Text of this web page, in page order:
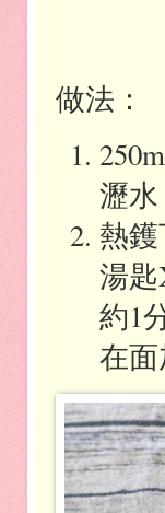
做法：
瀝水
熱
湯匙
約1
在